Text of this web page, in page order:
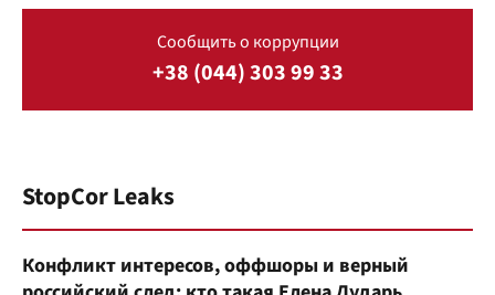
Сообщить о коррупции
+38 (044) 303 99 33
StopCor Leaks
Конфликт интересов, оффшоры и верный